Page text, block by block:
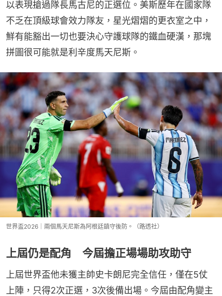
以表現搶過隊長馬古尼的正選位。美斯歷年在國家隊
不乏在頂級球會效力隊友，星光熠熠的更衣室之中，
鮮有能豁出一切也要決心守護球隊的鐵血硬漢，那塊
拼圖很可能就是利辛度馬天尼斯。
世界盃2026｜兩個馬天尼斯為阿根廷鎮守後防。（路透社）
上屆仍是配角 今屆擔正場場助攻助守
上屆世界盃他未獲主帥史卡朗尼完全信任，僅在5仗
上陣，只得2次正選，3次後備出場。今屆由配角變主